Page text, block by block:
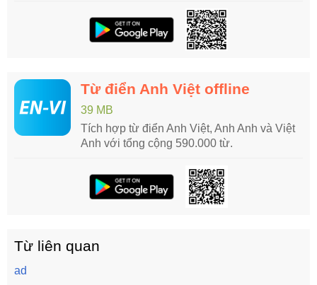
Từ điển Anh Việt offline
39 MB
Tích hợp từ điển Anh Việt, Anh Anh và Việt
Anh với tổng cộng 590.000 từ.
Từ liên quan
ad